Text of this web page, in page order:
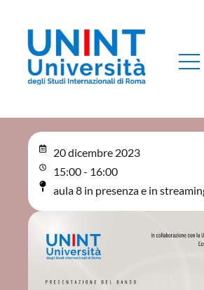
20 dicembre 2023
15:00 - 16:00
aula 8 in presenza e in